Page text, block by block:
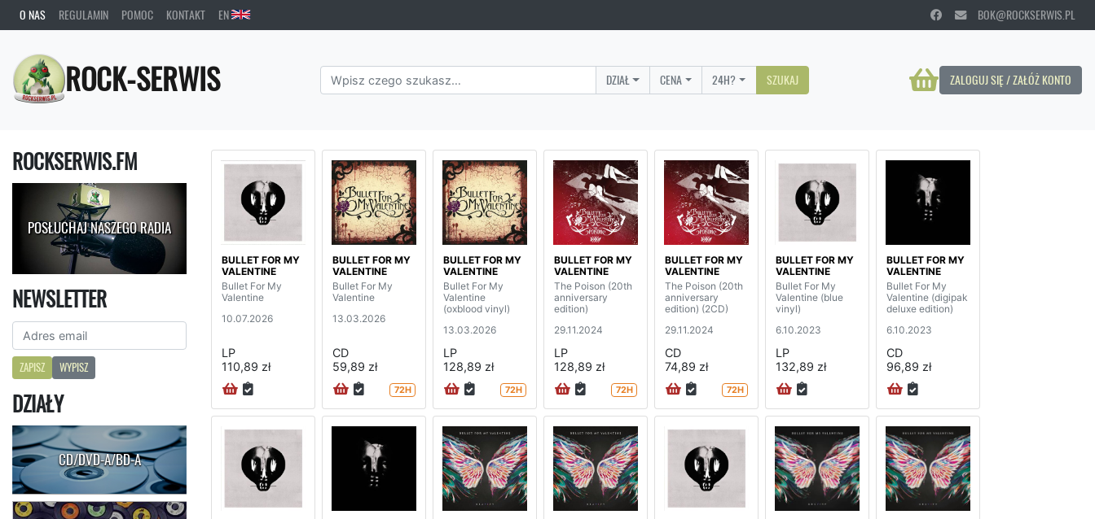
O NAS REGULAMIN POMOC KONTAKT EN BOK@ROCKSERWIS.PL
ROCK-SERWIS ZALOGUJ SIĘ / ZAŁÓŻ KONTO
DZIAŁ CENA 24H? SZUKAJ
ROCKSERWIS.FM
POSŁUCHAJ NASZEGO RADIA
NEWSLETTER
ZAPISZ WYPISZ
DZIAŁY
CD/DVD-A/BD-A
BULLET FOR MY
VALENTINE
Bullet For My
Valentine
10.07.2026
LP
110,89 zł
BULLET FOR MY
VALENTINE
Bullet For My
Valentine
13.03.2026
CD
59,89 zł
72H
BULLET FOR MY
VALENTINE
Bullet For My
Valentine
(oxblood vinyl)
13.03.2026
LP
128,89 zł
72H
BULLET FOR MY
VALENTINE
The Poison (20th
anniversary
edition)
29.11.2024
LP
128,89 zł
72H
BULLET FOR MY
VALENTINE
The Poison (20th
anniversary
edition) (2CD)
29.11.2024
CD
74,89 zł
72H
BULLET FOR MY
VALENTINE
Bullet For My
Valentine (blue
vinyl)
6.10.2023
LP
132,89 zł
BULLET FOR MY
VALENTINE
Bullet For My
Valentine (digipak
deluxe edition)
6.10.2023
CD
96,89 zł